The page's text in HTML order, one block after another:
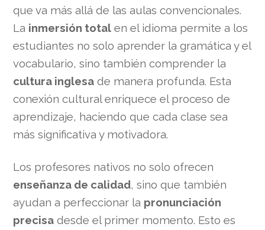
que va más allá de las aulas convencionales.
La inmersión total en el idioma permite a los
estudiantes no solo aprender la gramática y el
vocabulario, sino también comprender la
cultura inglesa de manera profunda. Esta
conexión cultural enriquece el proceso de
aprendizaje, haciendo que cada clase sea
más significativa y motivadora.
Los profesores nativos no solo ofrecen
enseñanza de calidad, sino que también
ayudan a perfeccionar la pronunciación
precisa desde el primer momento. Esto es